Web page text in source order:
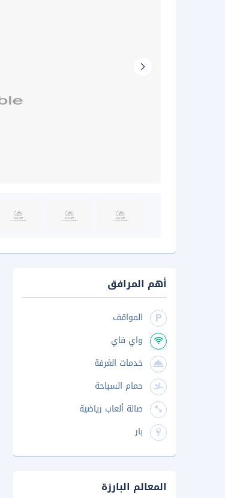
أهم المرافق
المواقف
واي فاي
خدمات الغرفة
حمام السباحة
صالة ألعاب رياضية
بار
المعالم البارزة